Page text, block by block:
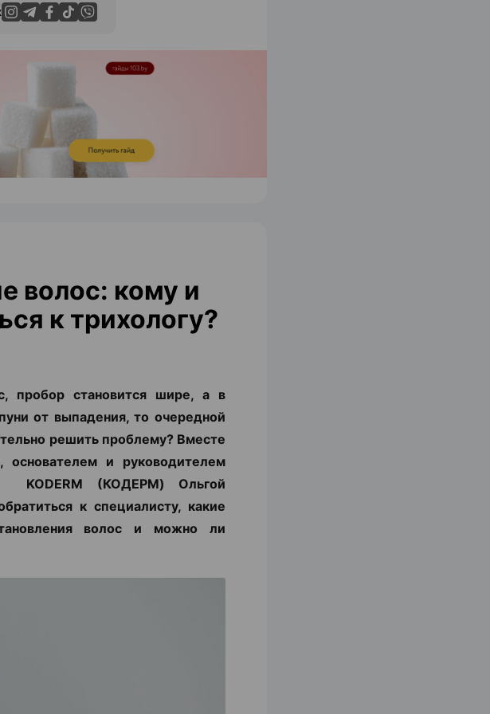
волос: кому и
к трихологу?
пробор становится шире, а в
от выпадения, то очередной
решить проблему? Вместе
основателем и руководителем
KODERM (КОДЕРМ) Ольгой
к специалисту, какие
волос и можно ли